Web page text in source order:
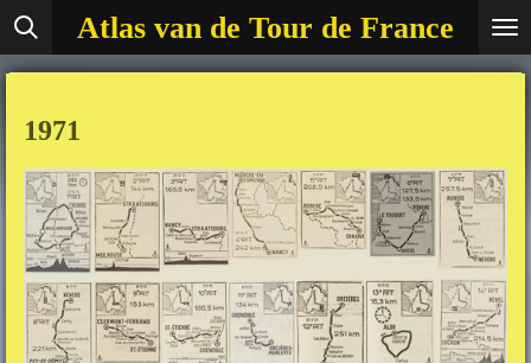
Ga
direct
de
Atlas van de Tour de France
1971